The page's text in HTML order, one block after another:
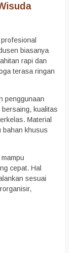
biasanya
rapi dan
terasa ringan
penggunaan
kualitas
Material
bahan khusus
cepat. Hal
sesuai